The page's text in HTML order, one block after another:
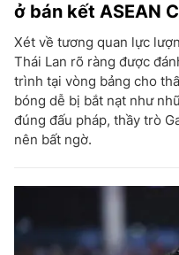
ở bán kết ASEAN
Xét về tương quan lực
Thái Lan rõ ràng được
trình tại vòng bảng cho
bóng dễ bị bắt nạt như
đúng đấu pháp, thầy trò
nên bất ngờ.